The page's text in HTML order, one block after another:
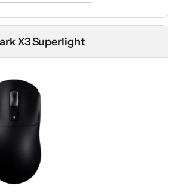
ciekawy dla fanów FPS-ów i
szybkie ruchy, a optyczne
o deklarowanej żywotności na
możliwości, precyzyjny sensor i dobrą
Trzeba jednak pamiętać, że tryb 8000
pracy na baterii, a szklane ślizgacze
i nie każdemu od razu przypadną do
Przeczytaj także:
Test i recenzja Genesis
Zircon 880 Pro 8K. W
małym ciele duże
X3 Superlight